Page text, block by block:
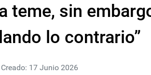
teme, sin
lo contrario”
Creado: 17 Junio 2026